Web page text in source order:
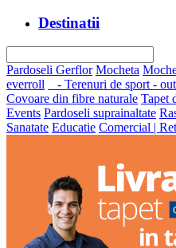
Destinatii
Pardoseli Gerflor Mocheta
everroll
- Terenuri de sport -
Covoare din fibre naturale Tapet
Events Pardoseli suprainaltate
Sanatate Educatie Comercial |